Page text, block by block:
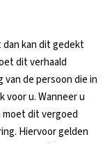
dan kan dit gedekt
dit verhaald
de persoon die in
u. Wanneer u
moet dit vergoed
Hiervoor gelden